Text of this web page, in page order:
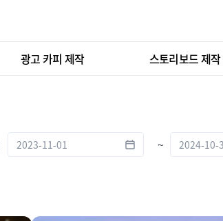
광고 카피 제작 스토리보드 제작
~